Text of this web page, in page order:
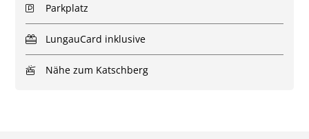
Parkplatz
LungauCard inklusive
Nähe zum Katschberg